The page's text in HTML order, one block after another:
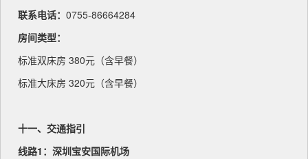
联系电话： 0755-86664284
房间类型：
标准双床房 380元（含早餐）
标准大床房 320元（含早餐）
十一、交通指引
线路1：深圳宝安国际机场